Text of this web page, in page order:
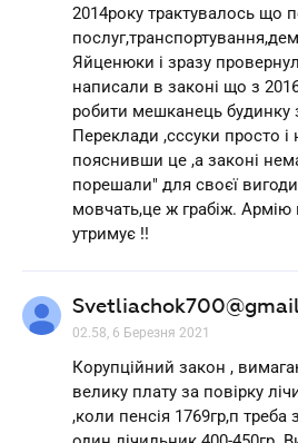
2014року трактувалось що
Яйценюки і зразу
написали в законі що з
робити мешканець будинку
Переклади ,сссуки просто
пояснивши це ,а законі
порешали" для своєї
мовчать,це ж грабіж. Армію
утримує !!
02.58, 6 Березня 2021
Корупційний закон ,
велику плату за повірку
,коли пенсія 1769гр,п треба